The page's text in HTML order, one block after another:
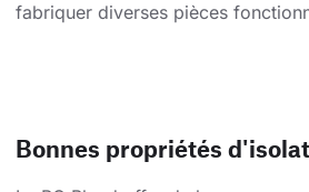
fabriquer diverses pièces
Bonnes propriétés